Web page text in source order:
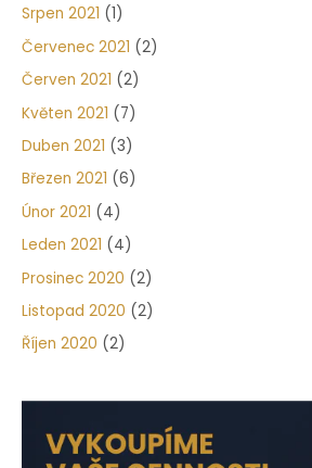
Srpen 2021 (1)
Červenec 2021 (2)
Červen 2021 (2)
Květen 2021 (7)
Duben 2021 (3)
Březen 2021 (6)
Únor 2021 (4)
Leden 2021 (4)
Prosinec 2020 (2)
Listopad 2020 (2)
Říjen 2020 (2)